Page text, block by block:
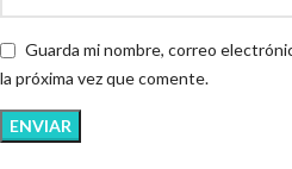
Guarda mi nombre, correo
la próxima vez que comente.